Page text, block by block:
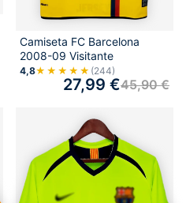
Camiseta FC Barcelona
2008-09 Visitante
4,8★★★★★ (244)
45,90€
27,99 €